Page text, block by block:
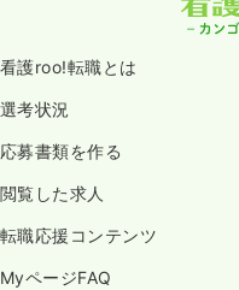
看護roo!転職とは
選考状況
応募書類を作る
閲覧した求人
転職応援コンテンツ
MyページFAQ